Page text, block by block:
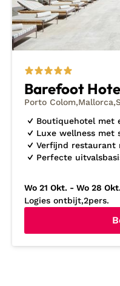
Barefoot
Porto Colom Mallorca
Boutiquehotel met
Luxe wellness met
Verfijnd restaurant
Perfecte
Wo 21 Okt. - Wo 28 Okt.
Logies ontbijt 2pers.